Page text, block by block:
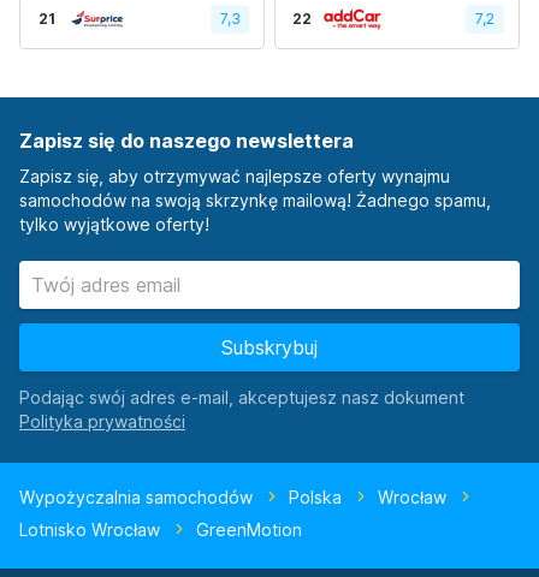
21 7,3 22 7,2
Zapisz się do naszego newslettera
Zapisz się, aby otrzymywać najlepsze oferty wynajmu
samochodów na swoją skrzynkę mailową! Żadnego spamu,
tylko wyjątkowe oferty!
Subskrybuj
Podając swój adres e-mail, akceptujesz nasz dokument
Wypożyczalnia samochodów Polska
Wrocław
Lotnisko Wrocław
GreenMotion